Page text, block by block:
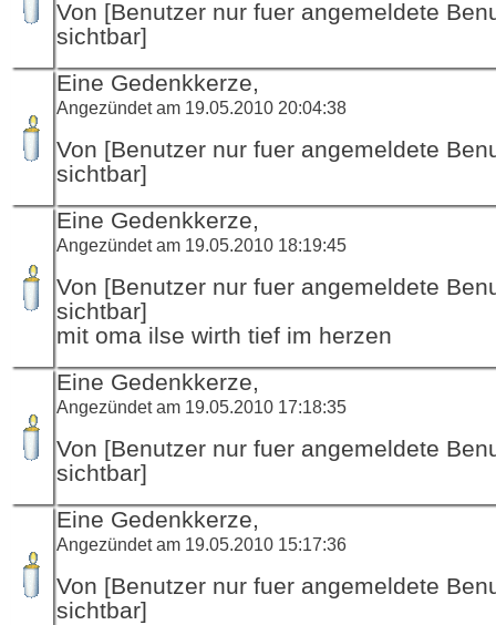
Von [Benutzer nur fuer angemeldete
sichtbar]
Eine Gedenkkerze,
Angezündet am 19.05.2010 20:04:38
Von [Benutzer nur fuer angemeldete
sichtbar]
Eine Gedenkkerze,
Angezündet am 19.05.2010 18:19:45
Von [Benutzer nur fuer angemeldete
sichtbar]
mit oma ilse wirth tief im herzen
Eine Gedenkkerze,
Angezündet am 19.05.2010 17:18:35
Von [Benutzer nur fuer angemeldete
sichtbar]
Eine Gedenkkerze,
Angezündet am 19.05.2010 15:17:36
Von [Benutzer nur fuer angemeldete
sichtbar]